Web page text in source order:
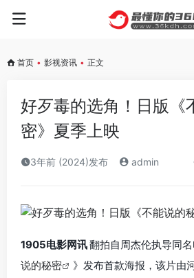
首页 • 影视资讯 • 正文
好歹毒的选角！日版《
密》夏季上映
3年前 (2024)发布 admin
1905电影网讯翻拍自周杰伦执导同
说的秘密
》发布首款海报，该片由